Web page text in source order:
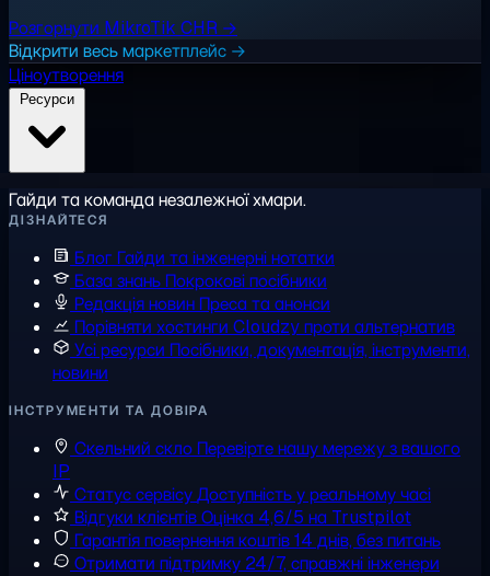
Розгорнути MikroTik CHR →
Відкрити весь маркетплейс →
Ціноутворення
Гайди та команда незалежної хмари.
ДІЗНАЙТЕСЯ
Блог Гайди та інженерні нотатки
База знань Покрокові посібники
Редакція новин Преса та анонси
Порівняти хостинги Cloudzy проти альтернатив
Усі ресурси Посібники, документація, інструменти,
новини
ІНСТРУМЕНТИ ТА ДОВІРА
Скельний скло Перевірте нашу мережу з вашого
IP
Статус сервісуДоступність у реальному часі
Відгуки клієнтівОцінка 4,6/5 на Trustpilot
Гарантія повернення коштів14 днів, без питань
Отримати підтримку 24/7, справжні інженери